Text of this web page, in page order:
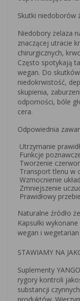
Skutki niedoborów
Niedobory żelaza
znaczącej utracie
chirurgicznych,
Często spotykają
wegan. Do
niedokrwistość,
skupienia,
odporności, bóle
cera.
Odpowiednia
Utrzymanie
Funkcje
Tworzenie
Transport tlenu w
Wzmocnienie
Zmniejszenie
Prawidłowy
Naturalne źródło
Kapsułki
wegan i wegetarian
STAWIAMY NA
Suplementy
rygory kontroli
substancji